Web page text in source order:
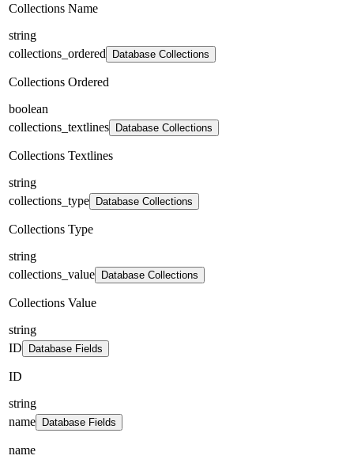
Collections Name
string
collections_ordered
Database Collections
Collections Ordered
boolean
collections_textlines
Database Collections
Collections Textlines
string
collections_type
Database Collections
Collections Type
string
collections_value
Database Collections
Collections Value
string
ID
Database Fields
ID
string
name
Database Fields
name